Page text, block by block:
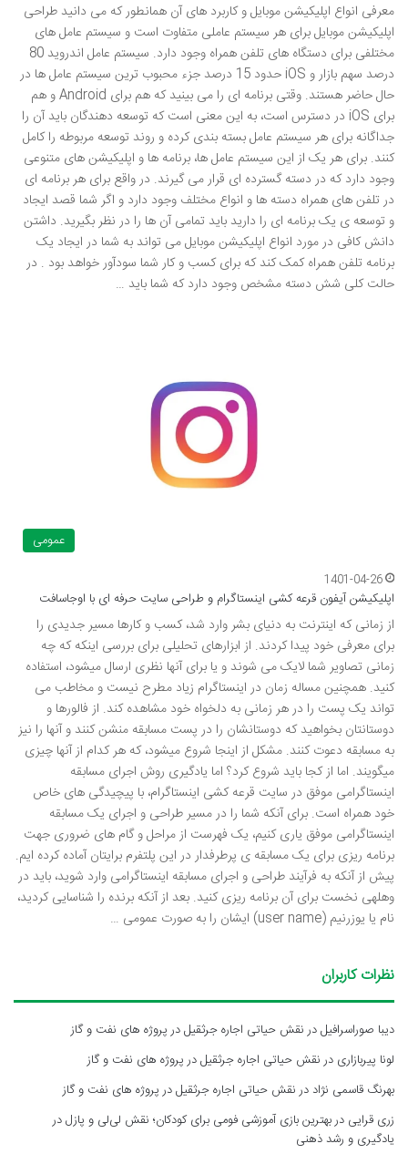
معرفی انواع اپلیکیشن موبایل و کاربرد های آن همانطور که می دانید طراحی
اپلیکیشن موبایل برای هر سیستم عاملی متفاوت است و سیستم عامل های
مختلفی برای دستگاه های تلفن همراه وجود دارد. سیستم عامل اندروید 80
درصد سهم بازار و iOS حدود 15 درصد جزء محبوب ترین سیستم عامل ها در
حال حاضر هستند. وقتی برنامه ای را می بینید که هم برای Android و هم
برای iOS در دسترس است، به این معنی است که توسعه دهندگان باید آن را
جداگانه برای هر سیستم عامل بسته بندی کرده و روند توسعه مربوطه را کامل
کنند. برای هر یک از این سیستم عامل ها، برنامه ها و اپلیکیشن های متنوعی
وجود دارد که در دسته گسترده ای قرار می گیرند. در واقع برای هر برنامه ای
در تلفن های همراه دسته ها و انواع مختلف وجود دارد و اگر شما قصد ایجاد
و توسعه ی یک برنامه ای را دارید باید تمامی آن ها را در نظر بگیرید. داشتن
دانش کافی در مورد انواع اپلیکیشن موبایل می تواند به شما در ایجاد یک
برنامه تلفن همراه کمک کند که برای کسب و کار شما سودآور خواهد بود . در
حالت کلی شش دسته مشخص وجود دارد که شما باید …
عمومی
1401-04-26
اپلیکیشن آیفون قرعه کشی اینستاگرام و طراحی سایت حرفه ای با اوجاسافت
از زمانی که اینترنت به دنیای بشر وارد شد، کسب و کارها مسیر جدیدی را
برای معرفی خود پیدا کردند. از ابزارهای تحلیلی برای بررسی اینکه که چه
زمانی تصاویر شما لایک می شوند و یا برای آنها نظری ارسال میشود، استفاده
کنید. همچنین مساله زمان در اینستاگرام زیاد مطرح نیست و مخاطب می
تواند یک پست را در هر زمانی به دلخواه خود مشاهده کند. از فالورها و
دوستانتان بخواهید که دوستانشان را در پست مسابقه منشن کنند و آنها را نیز
به مسابقه دعوت کنند. مشکل از اینجا شروع میشود، که هر کدام از آنها چیزی
میگویند. اما از کجا باید شروع کرد؟ اما یادگیری روش اجرای مسابقه
اینستاگرامی موفق در سایت قرعه کشی اینستاگرام، با پیچیدگی های خاص
خود همراه است. برای آنکه شما را در مسیر طراحی و اجرای یک مسابقه
اینستاگرامی موفق یاری کنیم، یک فهرست از مراحل و گام های ضروری جهت
برنامه ریزی برای یک مسابقه ی پرطرفدار در این پلتفرم برایتان آماده کرده ایم.
پیش از آنکه به فرآیند طراحی و اجرای مسابقه اینستاگرامی وارد شوید، باید در
وهلهی نخست برای آن برنامه ریزی کنید. بعد از آنکه برنده را شناسایی کردید،
نام یا یوزرنیم (user name) ایشان را به صورت عمومی …
نظرات کاربران
دیبا صوراسرافیلدرنقش حیاتی اجاره جرثقیل در پروژه های نفت و گاز
لونا پیربازاری درنقش حیاتی اجاره جرثقیل در پروژه های نفت و گاز
بهرنگ قاسمی نژاد درنقش حیاتی اجاره جرثقیل در پروژه های نفت و گاز
زری قرایی دربهترین بازی آموزشی فومی برای کودکان؛ نقش لی‌لی و پازل در
یادگیری و رشد ذهنی